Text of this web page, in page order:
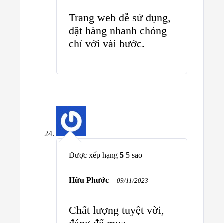
Trang web dễ sử dụng,
đặt hàng nhanh chóng
chỉ với vài bước.
Được xếp hạng 5 5 sao
Hữu Phước – 09/11/2023
Chất lượng tuyệt vời,